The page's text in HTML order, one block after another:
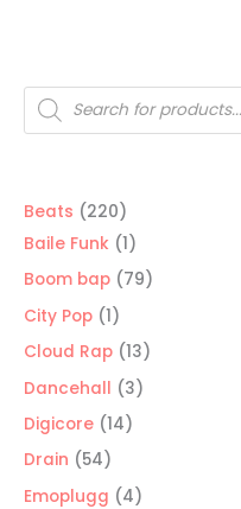
Búsqueda
de
productos
Beats 220220
productos
Baile Funk 11
producto
Boom bap 7979
City Pop 11
producto
Cloud Rap 1313
productos
Dancehall 33
Digicore 1414
Drain 5454
productos
Emoplugg 44